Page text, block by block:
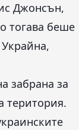
Джонсън,
тогава беше
забрана за
територия.